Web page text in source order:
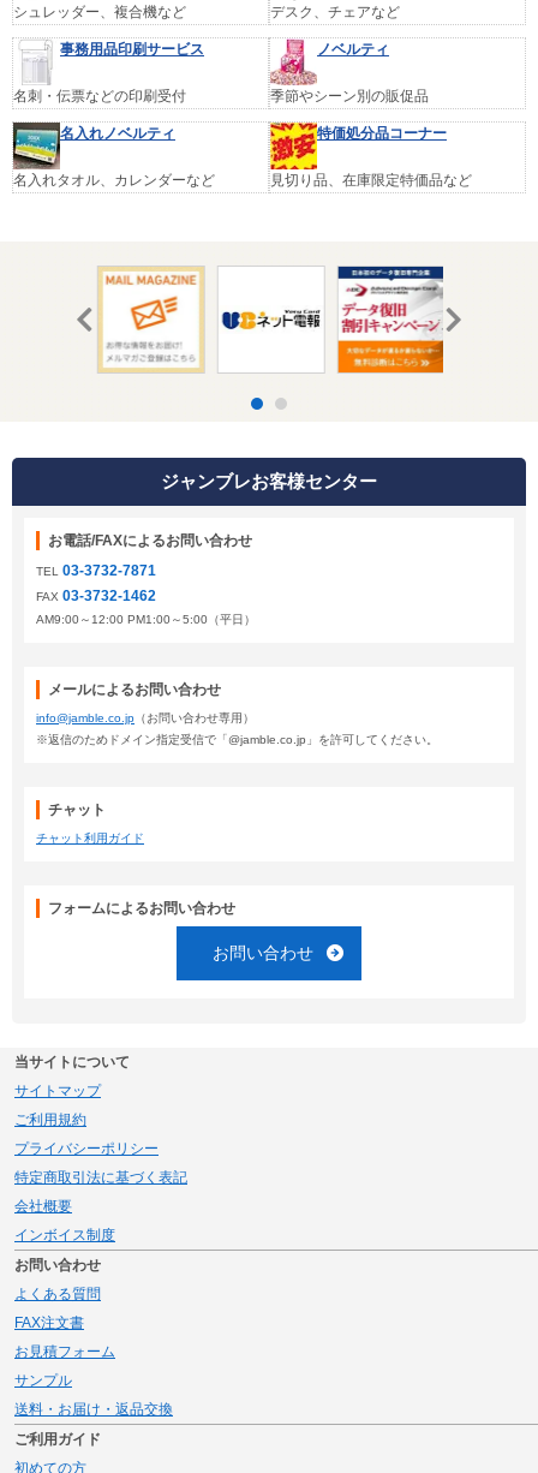
シュレッダー、複合機など デスク、チェアなど
事務用品印刷サービス
名刺・伝票などの印刷受付
ノベルティ
季節やシーン別の販促品
名入れノベルティ
名入れタオル、カレンダーなど
特価処分品コーナー
見切り品、在庫限定特価品など
ジャンブレお客様センター
お電話/FAXによるお問い合わせ
TEL 03-3732-7871
FAX 03-3732-1462
AM9:00～12:00 PM1:00～5:00（平日）
メールによるお問い合わせ
info@jamble.co.jp （お問い合わせ専用）
※返信のためドメイン指定受信で「@jamble.co.jp」を許可してください。
チャット
チャット利用ガイド
フォームによるお問い合わせ
お問い合わせ
当サイトについて
サイトマップ
ご利用規約
プライバシーポリシー
特定商取引法に基づく表記
会社概要
インボイス制度
お問い合わせ
よくある質問
FAX注文書
お見積フォーム
サンプル
送料・お届け・返品交換
ご利用ガイド
初めての方